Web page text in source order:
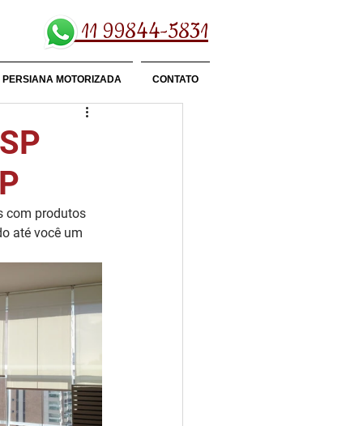
11 99844-5831
PERSIANA MOTORIZADA CONTATO
com produtos
até você um